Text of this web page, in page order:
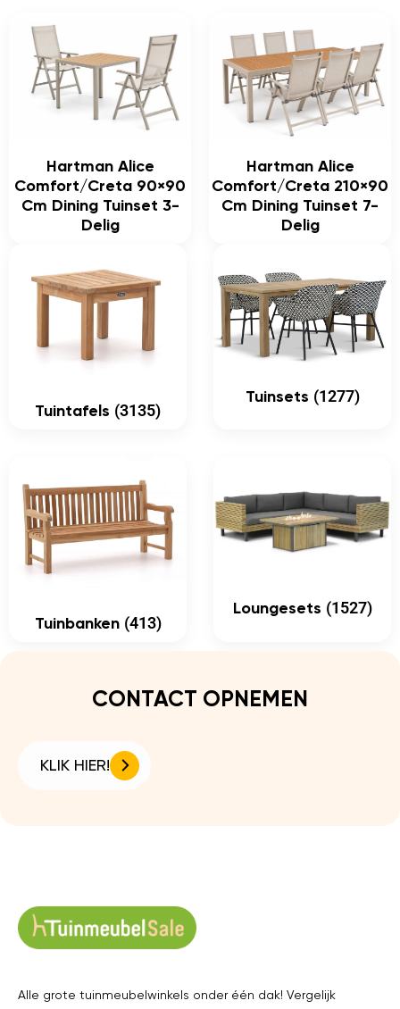
Hartman Alice
Comfort/Creta 90×90
Cm Dining Tuinset 3-
Delig
Hartman Alice
Comfort/Creta 210×90
Cm Dining Tuinset 7-
Delig
Tuintafels (3135)
Tuinsets (1277)
Tuinbanken (413)
Loungesets (1527)
CONTACT OPNEMEN
KLIK HIER!
Alle grote tuinmeubelwinkels onder één dak! Vergelijk